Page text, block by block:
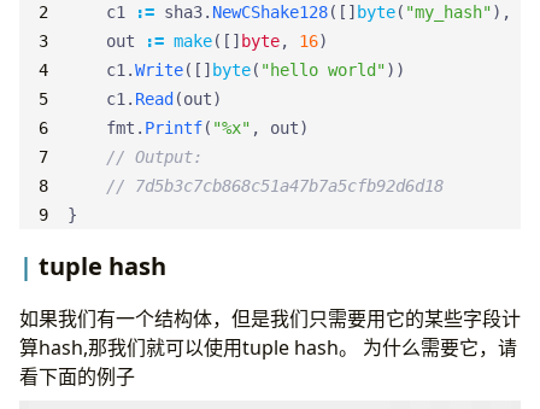
c1
:= sha3. NewCShake128([] byte( "my_hash"),
out
:= make([] byte, 16)
c1 .Write([] byte( "hello world"))
c1 . Read (out)
fmt . Printf( "%x" , out)
// Output:
// 7d5b3c7cb868c51a47b7a5cfb92d6d18
}
tuple hash
如果我们有一个结构体，但是我们只需要用它的某些字段计
算hash,那我们就可以使用tuple hash。 为什么需要它，请
看下面的例子